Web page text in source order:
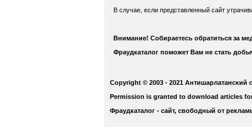
В случае, если представленный сайт
Внимание! Собираетесь обратиться за
Фраудкаталог поможет Вам не стать
Copyright © 2003 - 2021 Антишарлатанский
Permission is granted to download articles
Фраудкаталог - сайт, свободный от